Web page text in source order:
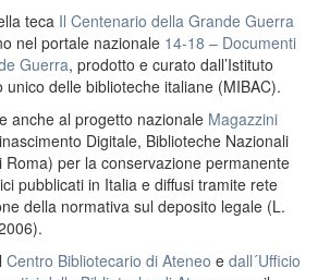
teca Il Centenario della Grande Guerra
nel portale nazionale 14-18 – Documenti
Guerra, prodotto e curato dall’Istituto
delle biblioteche italiane (MIBAC).
anche al progetto nazionale Magazzini
Digitale, Biblioteche Nazionali
per la conservazione permanente
pubblicati in Italia e diffusi tramite rete
della normativa sul deposito legale (L.
Centro Bibliotecario di Ateneo e dall´Ufficio